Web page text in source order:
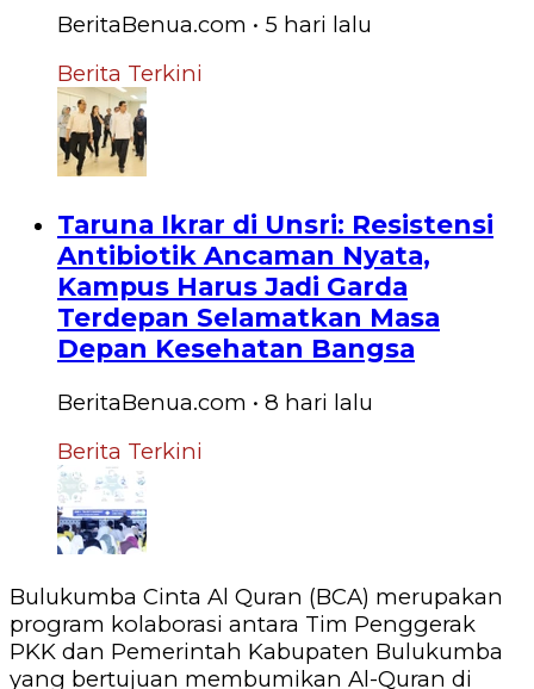
BeritaBenua.com • 5 hari lalu
Berita Terkini
Taruna Ikrar di Unsri: Resistensi
Antibiotik Ancaman Nyata,
Kampus Harus Jadi Garda
Terdepan Selamatkan Masa
Depan Kesehatan Bangsa
BeritaBenua.com • 8 hari lalu
Berita Terkini
Bulukumba Cinta Al Quran (BCA) merupakan
program kolaborasi antara Tim Penggerak
PKK dan Pemerintah Kabupaten Bulukumba
yang bertujuan membumikan Al-Quran di